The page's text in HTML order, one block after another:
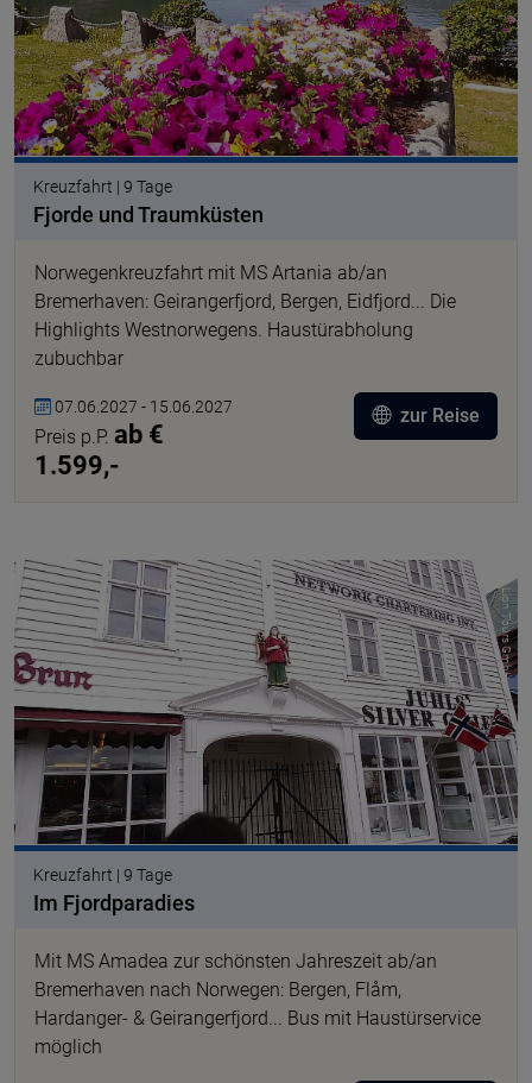
Kreuzfahrt | 9 Tage
Fjorde und Traumküsten
Norwegenkreuzfahrt mit MS Artania ab/an
Bremerhaven: Geirangerfjord, Bergen, Eidfjord... Die
Highlights Westnorwegens. Haustürabholung
zubuchbar
07.06.2027 - 15.06.2027
Preis p.P. ab €
1.599,-
zur Reise
© Lion Tours GmbH
Kreuzfahrt | 9 Tage
Im Fjordparadies
Mit MS Amadea zur schönsten Jahreszeit ab/an
Bremerhaven nach Norwegen: Bergen, Flåm,
Hardanger- & Geirangerfjord... Bus mit Haustürservice
möglich